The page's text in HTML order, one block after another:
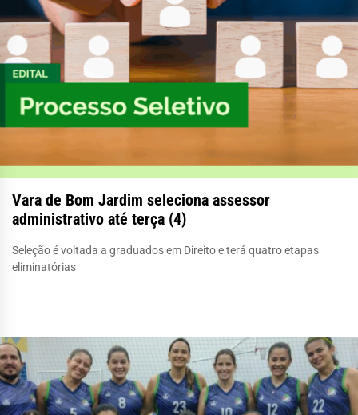
Vara de Bom Jardim seleciona assessor
administrativo até terça (4)
Seleção é voltada a graduados em Direito e terá quatro etapas
eliminatórias